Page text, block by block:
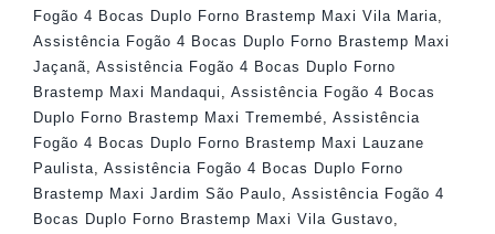
Fogão 4 Bocas Duplo Forno Brastemp Maxi Vila Maria
Assistência Fogão 4 Bocas Duplo Forno Brastemp Maxi
Jaçanã
Assistência Fogão 4 Bocas Duplo Forno
Brastemp Maxi Mandaqui
Assistência Fogão 4 Bocas
Duplo Forno Brastemp Maxi Tremembé
Assistência
Fogão 4 Bocas Duplo Forno Brastemp Maxi Lauzane
Paulista
Assistência Fogão 4 Bocas Duplo Forno
Brastemp Maxi Jardim São Paulo
Assistência Fogão 4
Bocas Duplo Forno Brastemp Maxi Vila Gustavo